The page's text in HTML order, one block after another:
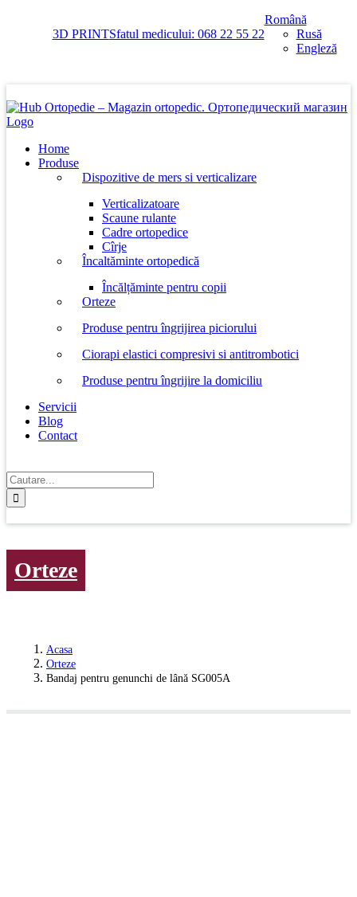
3D PRINTSfatul medicului: 068 22 55 22
Română
Rusă
Engleză
Home
Produse
Dispozitive de mers si verticalizare
Verticalizatoare
Scaune rulante
Cadre ortopedice
Cîrje
Încaltăminte ortopedică
Încălțăminte pentru copii
Orteze
Produse pentru îngrijirea piciorului
Ciorapi elastici compresivi si antitrombotici
Produse pentru îngrijire la domiciliu
Servicii
Blog
Contact
Cautare...
Orteze
Acasa
Orteze
Bandaj pentru genunchi de lână SG005A